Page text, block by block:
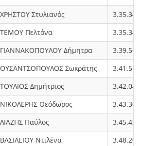
ΧΡΗΣΤΟΥ Στυλιανός
3.35.34
ΤΕΜΟΥ Πελτόνα
3.35.34
ΓΙΑΝΝΑΚΟΠΟΥΛΟΥ Δήμητρα
3.39.56
ΟΥΣΑΝΤΣΟΠΟΥΛΟΣ Σωκράτης
3.41.51
ΤΟΥΛΙΟΣ Δημήτριος
3.42.04
ΝΙΚΟΛΕΡΗΣ Θεόδωρος
3.43.30
ΛΙΑΖΗΣ Παύλος
3.45.43
ΒΑΣΙΛΕΙΟΥ Ντιλένα
3.48.20